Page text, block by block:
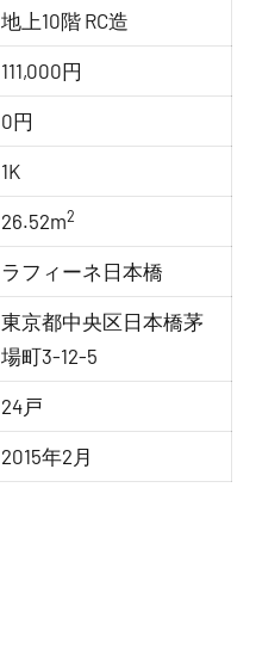
地上10階 RC造
111,000円
0円
1K
26.52m2
ラフィーネ日本橋
東京都中央区日本橋茅
場町3-12-5
24戸
2015年2月